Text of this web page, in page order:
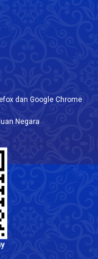
dan Google Chrome
Negara